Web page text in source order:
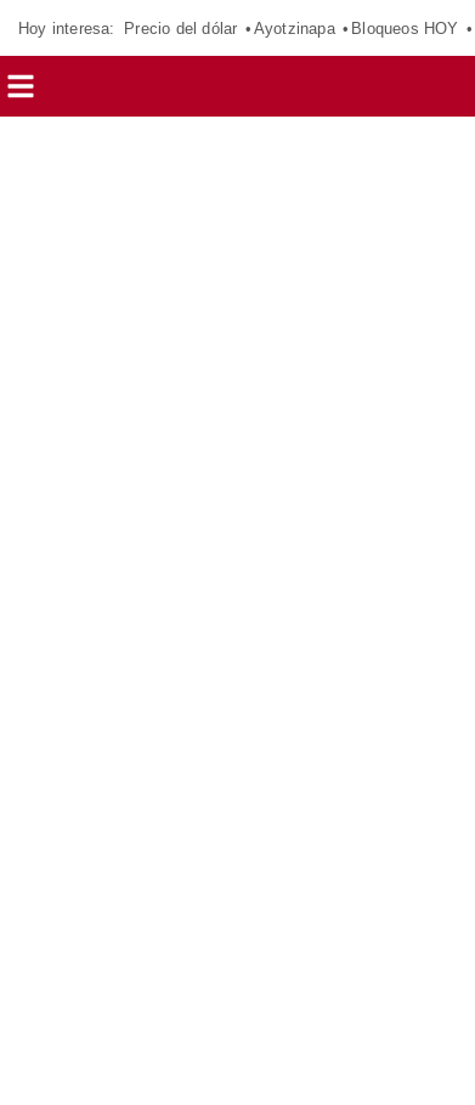
Hoy interesa: Precio del dólar Ayotzinapa Bloqueos HOY